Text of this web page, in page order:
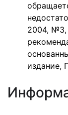
2004, №3,
издание,